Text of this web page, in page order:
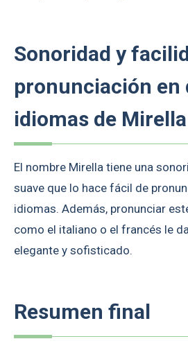
Sonoridad y
pronunciación en
idiomas de Mirella
El nombre Mirella tiene una
suave que lo hace fácil de
idiomas. Además, pronunciar
como el italiano o el francés le
elegante y sofisticado.
Resumen final